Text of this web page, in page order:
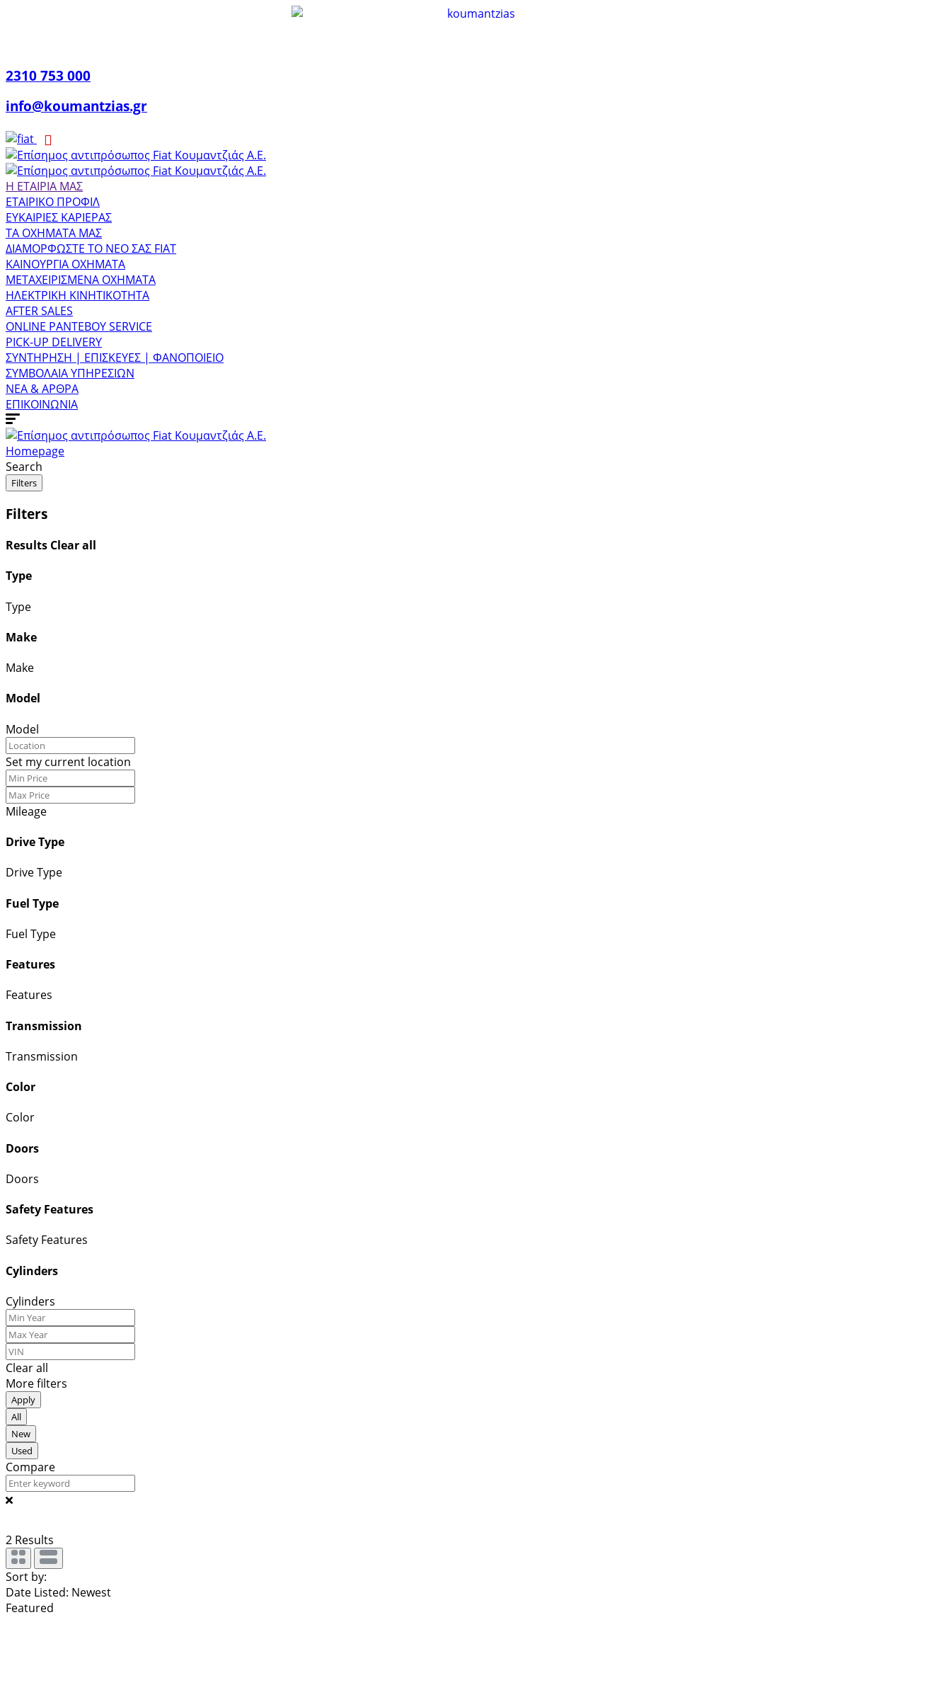
2310 753 000
info@koumantzias.gr
Η ΕΤΑΙΡΙΑ ΜΑΣ
ΕΤΑΙΡΙΚΟ ΠΡΟΦΙΛ
ΕΥΚΑΙΡΙΕΣ ΚΑΡΙΕΡΑΣ
ΤΑ ΟΧΗΜΑΤΑ ΜΑΣ
ΔΙΑΜΟΡΦΩΣΤΕ ΤΟ ΝΕΟ ΣΑΣ FIAT
ΚΑΙΝΟΥΡΓΙΑ ΟΧΗΜΑΤΑ
ΜΕΤΑΧΕΙΡΙΣΜΕΝΑ ΟΧΗΜΑΤΑ
ΗΛΕΚΤΡΙΚΗ ΚΙΝΗΤΙΚΟΤΗΤΑ
AFTER SALES
ONLINE ΡΑΝΤΕΒΟΥ SERVICE
PICK-UP DELIVERY
ΣΥΝΤΗΡΗΣΗ | ΕΠΙΣΚΕΥΕΣ | ΦΑΝΟΠΟΙΕΙΟ
ΣΥΜΒΟΛΑΙΑ ΥΠΗΡΕΣΙΩΝ
ΝΕΑ & ΑΡΘΡΑ
ΕΠΙΚΟΙΝΩΝΙΑ
Homepage
Search
Filters
Filters
Results Clear all
Type
Type
Make
Make
Model
Model
Set my current location
Mileage
Drive Type
Drive Type
Fuel Type
Fuel Type
Features
Features
Transmission
Transmission
Color
Color
Doors
Doors
Safety Features
Safety Features
Cylinders
Cylinders
Clear all
More filters
Apply
All
New
Used
Compare
2 Results
Sort by:
Date Listed: Newest
Featured